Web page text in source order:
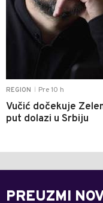
REGION Pre 10 h
Vučić dočekuje
put dolazi u Srbiju
PREUZMI